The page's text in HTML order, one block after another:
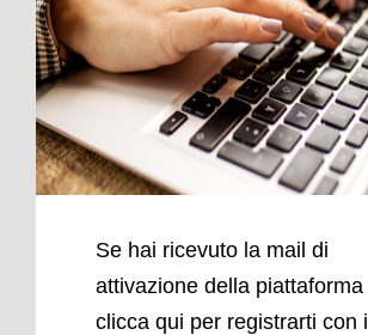
Se hai ricevuto la mail di
attivazione della piattaforma
clicca qui per registrarti con il